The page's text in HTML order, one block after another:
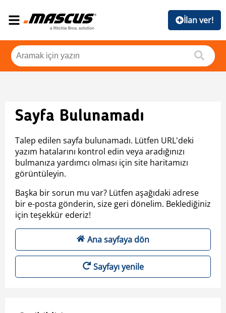
İlan ver!
Sayfa Bulunamadı
Talep edilen sayfa bulunamadı. Lütfen URL'deki
yazım hatalarını kontrol edin veya aradığınızı
bulmanıza yardımcı olması için site haritamızı
görüntüleyin.
Başka bir sorun mu var? Lütfen aşağıdaki adrese
bir e-posta gönderin, size geri dönelim. Beklediğiniz
için teşekkür ederiz!
Ana sayfaya dön
Sayfayı yenile